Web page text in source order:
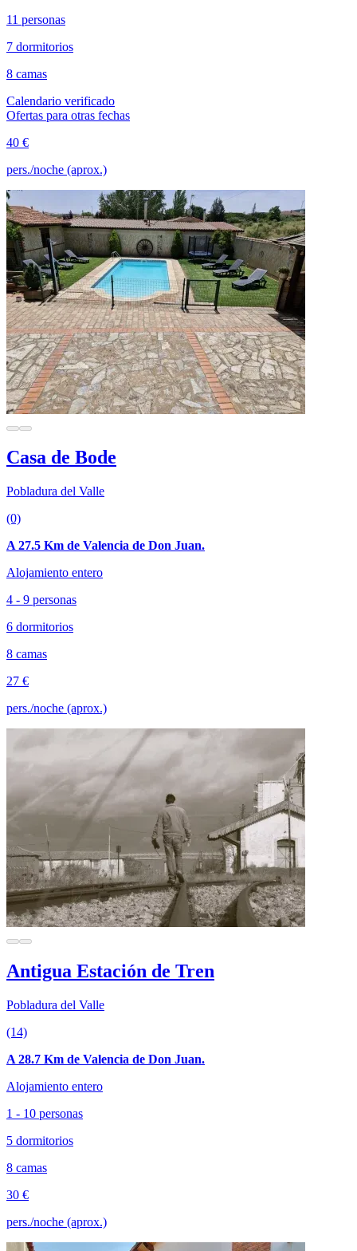
11 personas
7 dormitorios
8 camas
Calendario verificado
Ofertas para otras fechas
40 €
pers./noche (aprox.)
Casa de Bode
Pobladura del Valle
(0)
A 27.5 Km de Valencia de Don Juan.
Alojamiento entero
4 - 9 personas
6 dormitorios
8 camas
27 €
pers./noche (aprox.)
Antigua Estación de Tren
Pobladura del Valle
(14)
A 28.7 Km de Valencia de Don Juan.
Alojamiento entero
1 - 10 personas
5 dormitorios
8 camas
30 €
pers./noche (aprox.)